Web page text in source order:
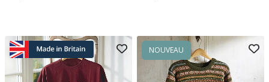
NOUVEAU